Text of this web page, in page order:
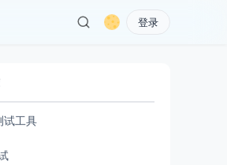
登录
试工具